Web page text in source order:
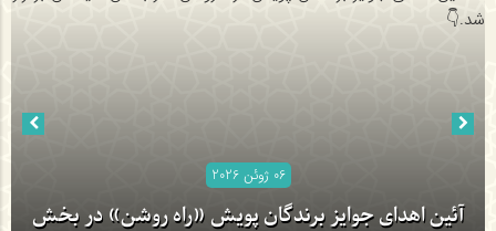
06 ژوئن 2026
آئین اهدای جوایز برندگان پویش «راه روشن» در بخش